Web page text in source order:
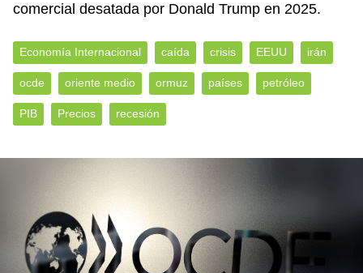
comercial desatada por Donald Trump en 2025.
Economía Internacional caída crisis EEUU irán
ocde oriente medio ormuz países petróleo
PIB Precios recesión